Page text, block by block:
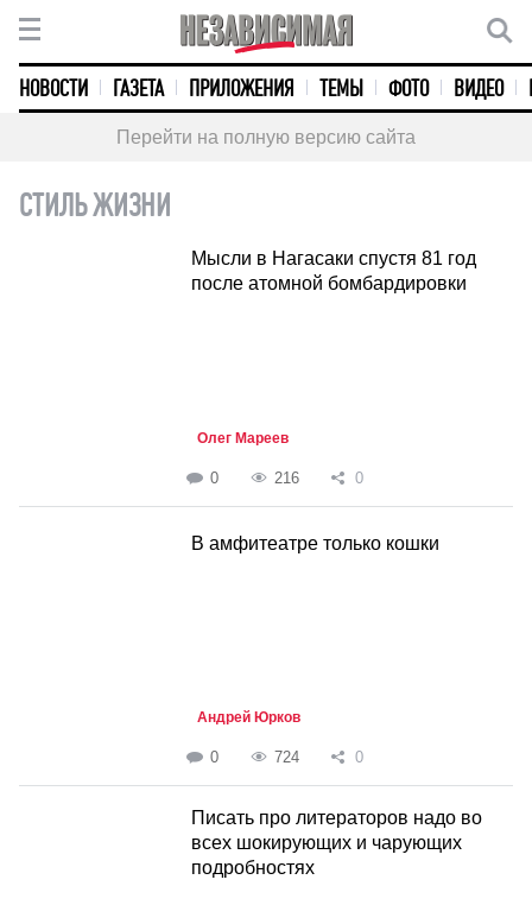
НОВОСТИ ГАЗЕТА ПРИЛОЖЕНИЯ ТЕМЫ ФОТО ВИДЕО
Перейти на полную версию сайта
СТИЛЬ ЖИЗНИ
Мысли в Нагасаки спустя 81 год
после атомной бомбардировки
Олег Мареев
0 216 0
В амфитеатре только кошки
Андрей Юрков
0 724 0
Писать про литераторов надо во
всех шокирующих и чарующих
подробностях